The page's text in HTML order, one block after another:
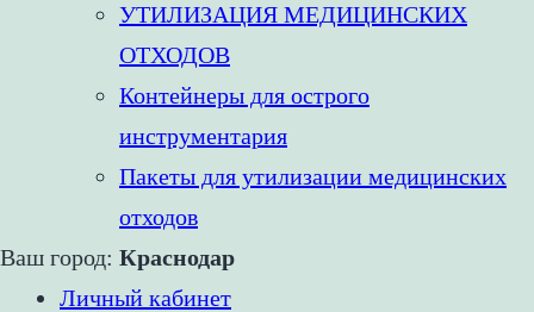
УТИЛИЗАЦИЯ МЕДИЦИНСКИХ
ОТХОДОВ
Контейнеры для острого
инструментария
Пакеты для утилизации медицинских
отходов
Ваш город: Краснодар
Личный кабинет